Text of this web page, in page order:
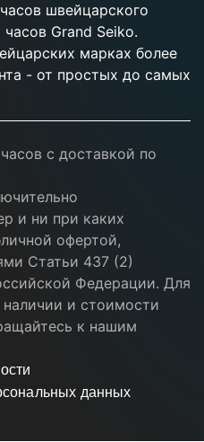
швейцарского
Grand Seiko.
марках более
- от простых до самых
с доставкой по
и ни при каких
офертой,
Статьи 437 (2)
Федерации. Для
и стоимости
к нашим
данных